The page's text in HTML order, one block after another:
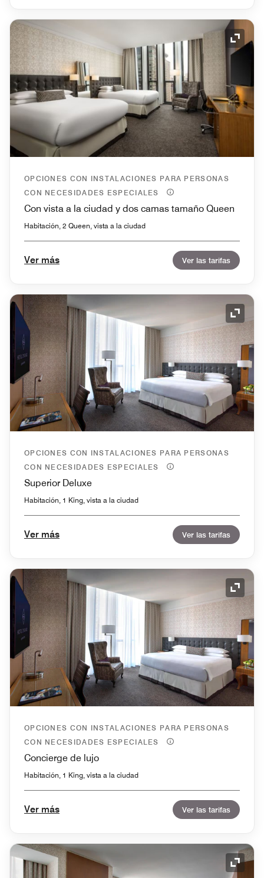
Icono
OPCIONES CON INSTALACIONES PARA PERSONAS
CON NECESIDADES ESPECIALES
Con vista a la ciudad y dos camas tamaño Queen
Habitación, 2 Queen, vista a la ciudad
Ver más Ver las tarifas
Icono
OPCIONES CON INSTALACIONES PARA PERSONAS
CON NECESIDADES ESPECIALES
Superior Deluxe
Habitación, 1 King, vista a la ciudad
Ver más Ver las tarifas
Icono
OPCIONES CON INSTALACIONES PARA PERSONAS
CON NECESIDADES ESPECIALES
Concierge de lujo
Habitación, 1 King, vista a la ciudad
Ver más Ver las tarifas
Icono